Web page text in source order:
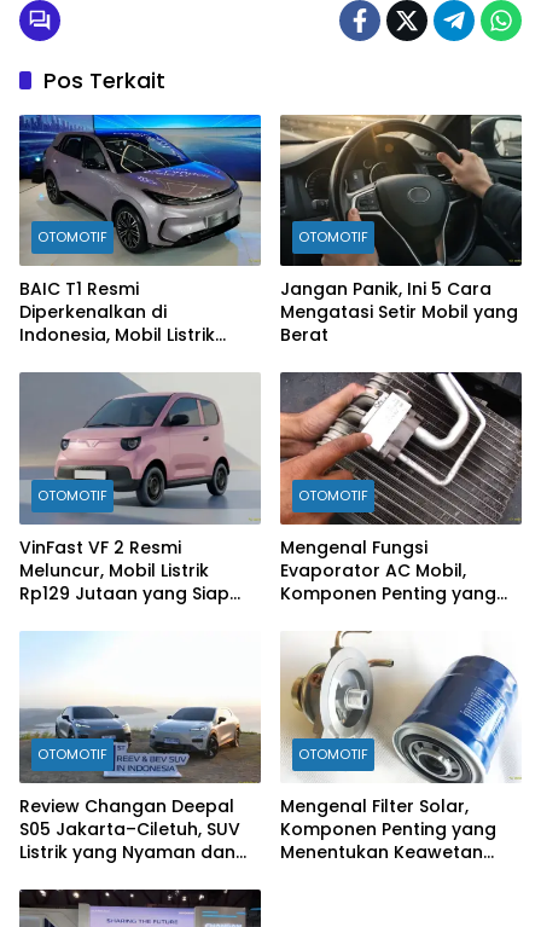
Pos Terkait
OTOMOTIF
BAIC T1 Resmi
Diperkenalkan di
Indonesia, Mobil Listrik
Ramaikan Pasar EV
OTOMOTIF
Jangan Panik, Ini 5 Cara
Mengatasi Setir Mobil yang
Berat
OTOMOTIF
VinFast VF 2 Resmi
Meluncur, Mobil Listrik
Rp129 Jutaan yang Siap
Motor
OTOMOTIF
Mengenal Fungsi
Evaporator AC Mobil,
Komponen Penting yang
OTOMOTIF
Review Changan Deepal
S05 Jakarta–Ciletuh, SUV
Listrik yang Nyaman dan
OTOMOTIF
Mengenal Filter Solar,
Komponen Penting yang
Menentukan Keawetan